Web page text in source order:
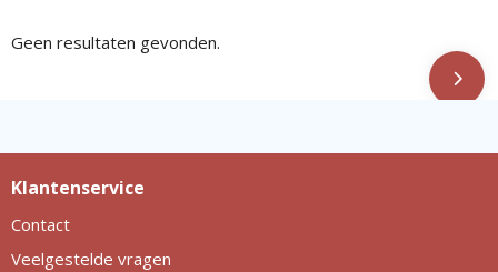
Geen resultaten gevonden.
Klantenservice
Contact
Veelgestelde vragen